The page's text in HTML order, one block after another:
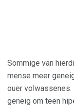
Sommige van
mense meer
ouer
geneig om teen